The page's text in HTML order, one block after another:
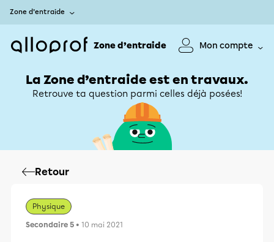
Zone d’entraide
Zone d’entraide Mon compte
La Zone d’entraide est en travaux.
Retrouve ta question parmi celles déjà posées!
Retour
Physique
Secondaire 5 • 10 mai 2021